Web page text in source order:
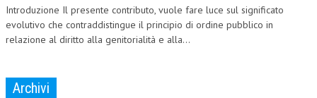
Introduzione Il presente contributo, vuole fare luce sul significato
evolutivo che contraddistingue il principio di ordine pubblico in
relazione al diritto alla genitorialità e alla...
Archivi